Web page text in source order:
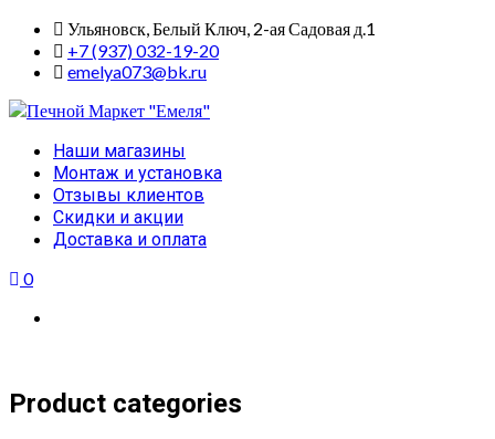
Skip
content
Ульяновск, Белый Ключ, 2-ая Садовая д.1
+7 (937) 032-19-20
emelya073@bk.ru
Primary
Menu
Наши магазины
Монтаж и установка
Отзывы клиентов
Скидки и акции
Доставка и оплата
0
Product categories